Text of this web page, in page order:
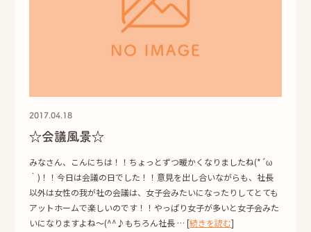
2017.04.18
☆会議風景☆
みなさん、こんにちは！！ちょっとずつ暖かくなりましたね(*´ω
｀)！！今日は会議の日でした！！意見を出し合いながらも、社長
以外は女性の我が社の会議は、女子会みたいになったりしてとても
アットホームで楽しいのです！！やっぱり女子が多いと女子会みた
いになりますよね～(^^♪もちろん社長 … [続きを読む]